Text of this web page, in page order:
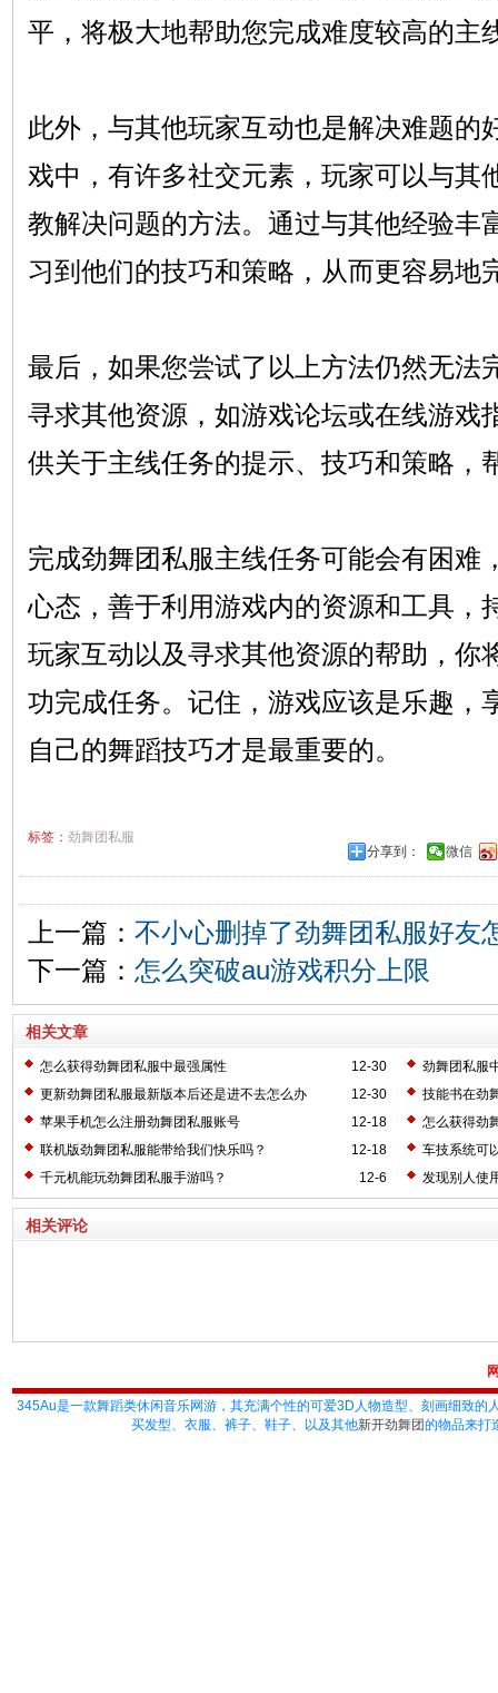
平，将极大地帮助您完成难度较高的主
此外，与其他玩家互动也是解决难题的
戏中，有许多社交元素，玩家可以与其
教解决问题的方法。通过与其他经验丰
习到他们的技巧和策略，从而更容易地
最后，如果您尝试了以上方法仍然无法
寻求其他资源，如游戏论坛或在线游戏
供关于主线任务的提示、技巧和策略，
完成劲舞团私服主线任务可能会有困难
心态，善于利用游戏内的资源和工具，
玩家互动以及寻求其他资源的帮助，你
功完成任务。记住，游戏应该是乐趣，
自己的舞蹈技巧才是最重要的。
标签： 劲舞团私服
分享到：
微信
上一篇： 不小心删掉了劲舞团私服好友
下一篇： 怎么突破au游戏积分上限
相关文章
12-30
怎么获得劲舞团私服中最强属性
劲舞团私服
12-30
更新劲舞团私服最新版本后还是进不去怎么办
技能书在劲
12-18
苹果手机怎么注册劲舞团私服账号
怎么获得劲
12-18
联机版劲舞团私服能带给我们快乐吗？
车技系统可
12-6
千元机能玩劲舞团私服手游吗？ 发现别人使
相关评论
345Au是一款舞蹈类休闲音乐网游，其充满个性的可爱3D人物造型、刻画细致
买发型、衣服、裤子、鞋子、以及其他新开劲舞团的物品来打